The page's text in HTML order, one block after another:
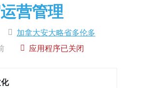
营管理
加拿大安大略省多伦多
应用程序已关闭